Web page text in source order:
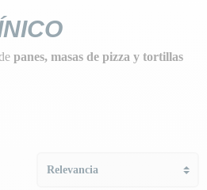
panes, masas de pizza y tortillas